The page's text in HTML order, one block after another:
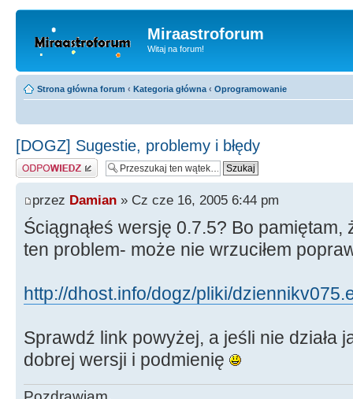
Miraastroforum
Witaj na forum!
Strona główna forum ‹ Kategoria główna ‹ Oprogramowanie
[DOGZ] Sugestie, problemy i błędy
Odpowiedz
przez Damian » Cz cze 16, 2005 6:44 pm
Ściągnąłeś wersję 0.7.5? Bo pamiętam,
ten problem- może nie wrzuciłem
http://dhost.info/dogz/pliki/
Sprawdź link powyżej, a jeśli nie działa
dobrej wersji i podmienię